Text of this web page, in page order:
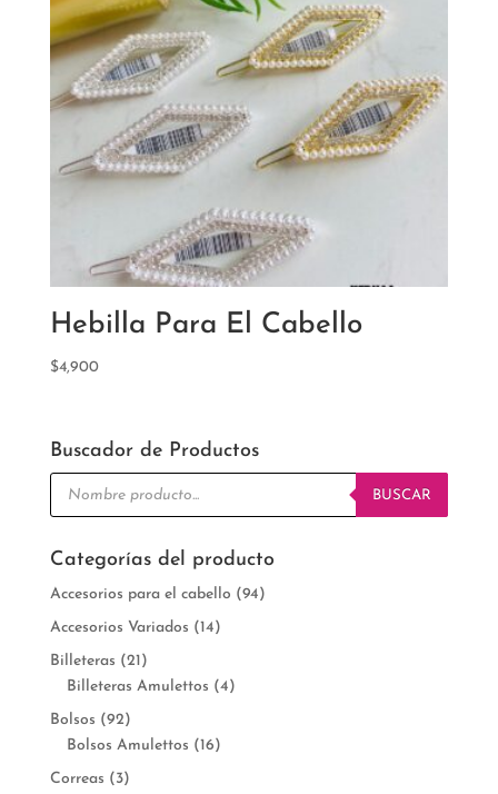
Hebilla Para El Cabello
$4,900
Buscador de Productos
Búsqueda
productos
BUSCAR
Categorías del producto
Accesorios para el cabello (94)
Accesorios Variados (14)
Billeteras (21)
Billeteras Amulettos (4)
Bolsos (92)
Bolsos Amulettos (16)
Correas (3)